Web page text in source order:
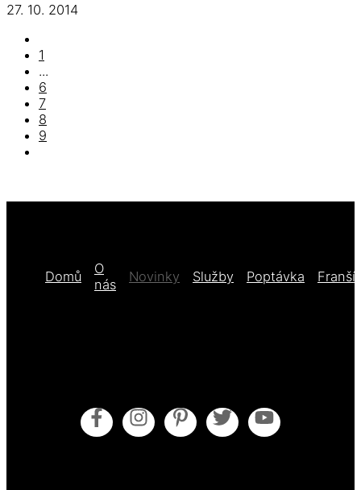
27. 10. 2014
1
...
6
7
8
9
Domů
O
nás
Novinky Služby Poptávka